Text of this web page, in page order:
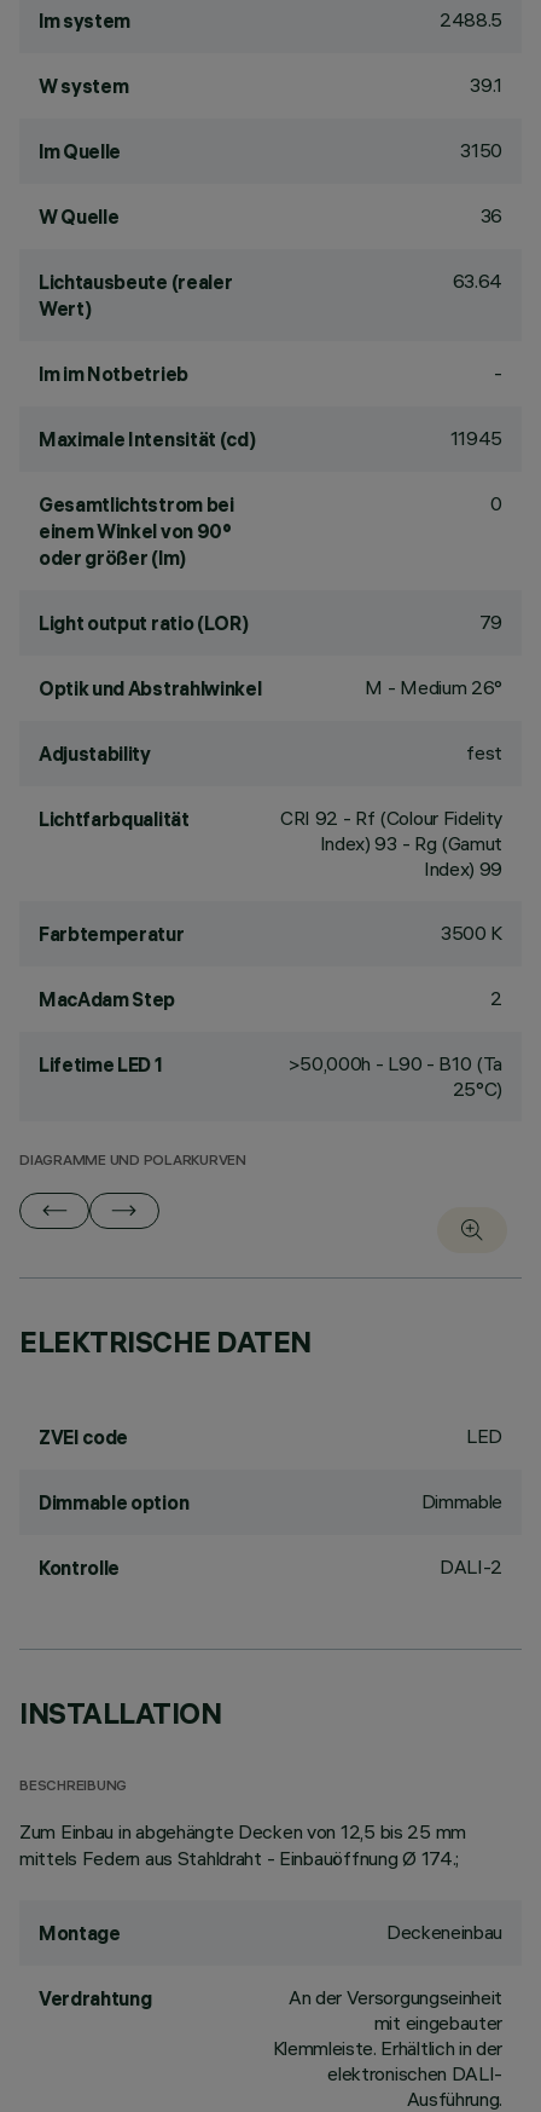
lm system 2488.5
W system 39.1
lm Quelle 3150
W Quelle 36
Lichtausbeute (realer
Wert)
63.64
lm im Notbetrieb -
Maximale Intensität (cd) 11945
Gesamtlichtstrom bei
einem Winkel von 90°
oder größer (lm)
0
Light output ratio (LOR) 79
Optik und Abstrahlwinkel M - Medium 26°
Adjustability fest
Lichtfarbqualität CRI 92 - Rf (Colour Fidelity
Index) 93 - Rg (Gamut
Index) 99
Farbtemperatur 3500 K
MacAdam Step 2
Lifetime LED 1
>50,000h - L90 - B10 (Ta
25°C)
DIAGRAMME UND POLARKURVEN
ELEKTRISCHE DATEN
ZVEI code LED
Dimmable option Dimmable
Kontrolle DALI-2
INSTALLATION
BESCHREIBUNG
Zum Einbau in abgehängte Decken von 12,5 bis 25 mm
mittels Federn aus Stahldraht - Einbauöffnung Ø 174.;
Montage Deckeneinbau
Verdrahtung
An der Versorgungseinheit
mit eingebauter
Klemmleiste. Erhältlich in der
elektronischen DALI-
Ausführung.